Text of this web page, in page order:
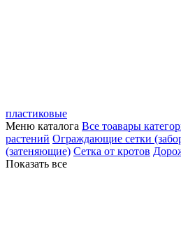
пластиковые
Меню каталога Все тоавары
растений Ограждающие сетки
(затеняющие) Сетка от кротов
Показать все